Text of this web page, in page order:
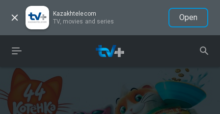
Kazakhtelecom
TV, movies and series
Open